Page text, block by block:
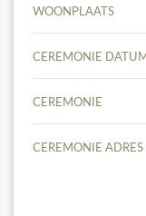
WOONPLAATS
CEREMONIE
CEREMONIE
CEREMONIE ADRES